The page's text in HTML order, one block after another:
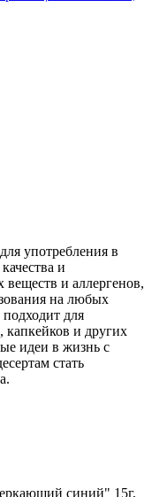
употребления в
и
и аллергенов,
на любых
подходит для
и других
идеи в жизнь с
стать